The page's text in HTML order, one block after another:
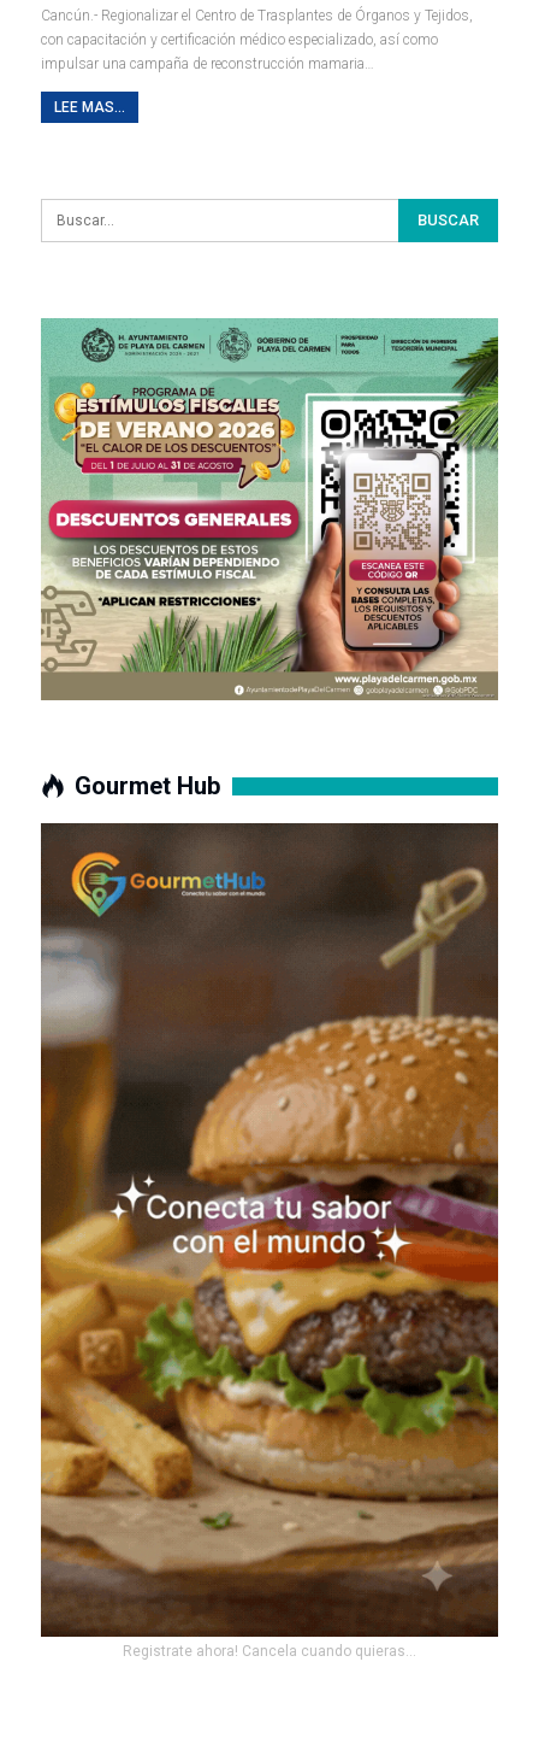
Cancún.- Regionalizar el Centro de Trasplantes de Órganos y Tejidos,
con capacitación y certificación médico especializado, así como
impulsar una campaña de reconstrucción mamaria…
LEE MAS...
Gourmet Hub
Registrate ahora! Cancela cuando quieras...